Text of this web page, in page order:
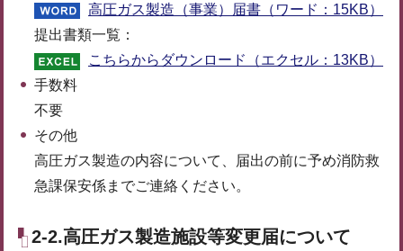
高圧ガス製造（事業）届書（ワード：15KB）
提出書類一覧：
こちらからダウンロード（エクセル：13KB）
手数料
不要
その他
高圧ガス製造の内容について、届出の前に予め消防救
急課保安係までご連絡ください。
2-2.高圧ガス製造施設等変更届について